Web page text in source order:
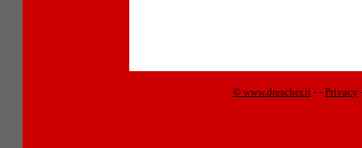
© www.drescher.it - - Privacy